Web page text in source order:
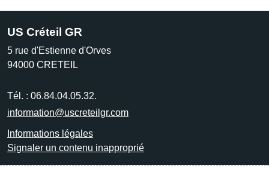
US Créteil GR
5 rue d'Estienne d'Orves
94000 CRETEIL
Tél. : 06.84.04.05.32.
information@uscreteilgr.com
Informations légales
Signaler un contenu inapproprié